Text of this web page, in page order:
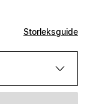
Storleksguide